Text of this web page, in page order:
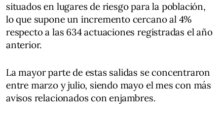
situados en lugares de riesgo para la población,
lo que supone un incremento cercano al 4%
respecto a las 634 actuaciones registradas el año
anterior.
La mayor parte de estas salidas se concentraron
entre marzo y julio, siendo mayo el mes con más
avisos relacionados con enjambres.